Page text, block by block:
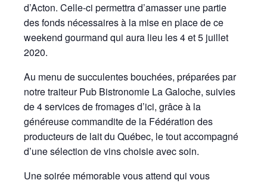
d’Acton. Celle-ci permettra d’amasser une partie
des fonds nécessaires à la mise en place de ce
weekend gourmand qui aura lieu les 4 et 5 juillet
2020.
Au menu de succulentes bouchées, préparées par
notre traiteur Pub Bistronomie La Galoche, suivies
de 4 services de fromages d’ici, grâce à la
généreuse commandite de la Fédération des
producteurs de lait du Québec, le tout accompagné
d’une sélection de vins choisie avec soin.
Une soirée mémorable vous attend qui vous